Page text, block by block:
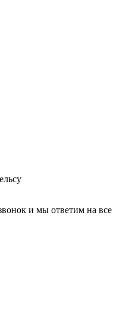
и мы ответим на все